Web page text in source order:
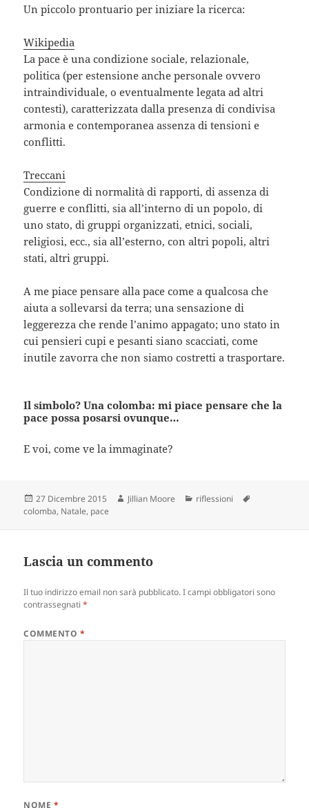
Un piccolo prontuario per iniziare la ricerca:
Wikipedia
La pace è una condizione sociale, relazionale,
politica (per estensione anche personale ovvero
intraindividuale, o eventualmente legata ad altri
contesti), caratterizzata dalla presenza di condivisa
armonia e contemporanea assenza di tensioni e
conflitti.
Treccani
Condizione di normalità di rapporti, di assenza di
guerre e conflitti, sia all’interno di un popolo, di
uno stato, di gruppi organizzati, etnici, sociali,
religiosi, ecc., sia all’esterno, con altri popoli, altri
stati, altri gruppi.
A me piace pensare alla pace come a qualcosa che
aiuta a sollevarsi da terra; una sensazione di
leggerezza che rende l’animo appagato; uno stato in
cui pensieri cupi e pesanti siano scacciati, come
inutile zavorra che non siamo costretti a trasportare.
Il simbolo? Una colomba: mi piace pensare che la
pace possa posarsi ovunque…
E voi, come ve la immaginate?
Scritto
il
27 Dicembre 2015 Autore
Jillian Moore Categorie
riflessioni
colomba, Natale, pace
Lascia un commento
Il tuo indirizzo email non sarà pubblicato. I campi obbligatori sono
contrassegnati*
COMMENTO *
NOME *